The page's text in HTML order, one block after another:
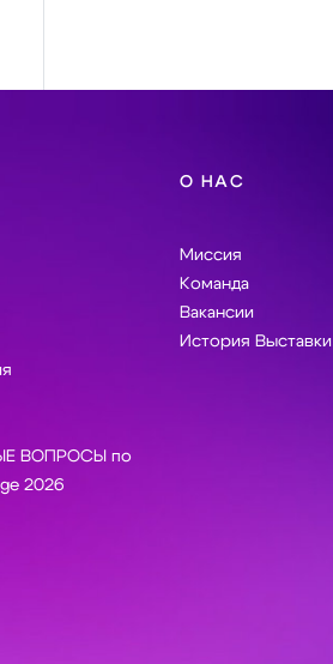
ВОПРОСЫ по
2026
О НАС
Миссия
Команда
Вакансии
История Выставки